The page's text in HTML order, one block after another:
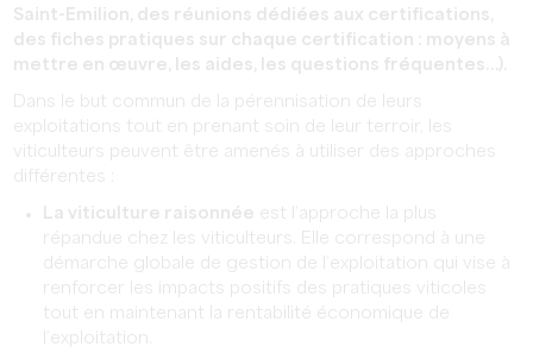
Saint-Emilion, des réunions dédiées aux certifications,
des fiches pratiques sur chaque certification : moyens à
mettre en œuvre, les aides, les questions fréquentes…).
Dans le but commun de la pérennisation de leurs
exploitations tout en prenant soin de leur terroir, les
viticulteurs peuvent être amenés à utiliser des approches
différentes :
La viticulture raisonnée est l’approche la plus
répandue chez les viticulteurs. Elle correspond à une
démarche globale de gestion de l’exploitation qui vise à
renforcer les impacts positifs des pratiques viticoles
tout en maintenant la rentabilité économique de
l’exploitation.